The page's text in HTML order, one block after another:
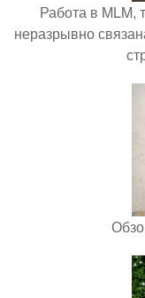
Работа в MLM,
неразрывно